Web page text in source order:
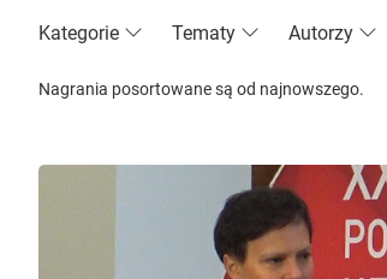
Kategorie Tematy Autorzy
Nagrania posortowane są od najnowszego.